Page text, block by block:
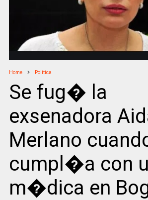
Home Politica
Se fug� la
exsenadora
Merlano
cumpl�a con
m�dica en